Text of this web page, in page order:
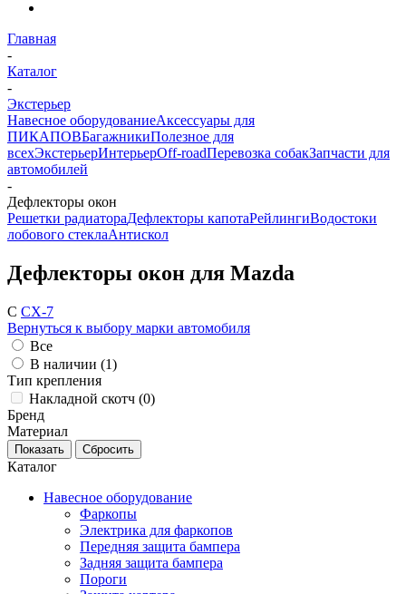
Главная
-
Каталог
-
Экстерьер
Навесное оборудованиеАксессуары для
ПИКАПОВБагажникиПолезное для
всехЭкстерьерИнтерьерOff-roadПеревозка собакЗапчасти для
автомобилей
-
Дефлекторы окон
Решетки радиатораДефлекторы капотаРейлингиВодостоки
лобового стеклаАнтискол
Дефлекторы окон для Mazda
C CX-7
Вернуться к выбору марки автомобиля
Все
В наличии (1)
Тип крепления
Накладной скотч (0)
Бренд
Материал
Каталог
Навесное оборудование
Фаркопы
Электрика для фаркопов
Передняя защита бампера
Задняя защита бампера
Пороги